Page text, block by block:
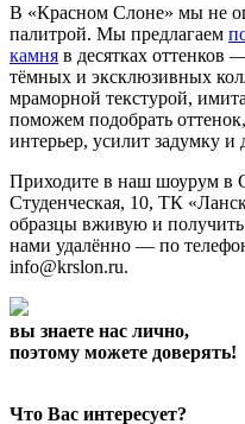
В «Красном Слоне» мы не
палитрой. Мы предлагаем
камня в десятках оттенков
тёмных и эксклюзивных
мраморной текстурой,
поможем подобрать
интерьер, усилит задумку и
Приходите в наш шоурум в
Студенческая, 10, ТК
образцы вживую и
нами удалённо — по
info@krslon.ru.
вы знаете нас лично,
поэтому можете доверять!
Что Вас интересует?